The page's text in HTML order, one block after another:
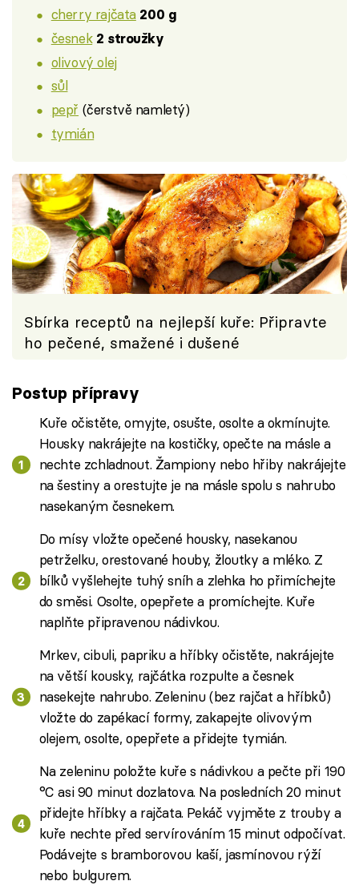
cherry rajčata 200 g
česnek 2 stroužky
olivový olej
sůl
pepř (čerstvě namletý)
tymián
Sbírka receptů na nejlepší kuře: Připravte
ho pečené, smažené i dušené
Postup přípravy
Kuře očistěte, omyjte, osušte, osolte a okmínujte.
Housky nakrájejte na kostičky, opečte na másle a
nechte zchladnout. Žampiony nebo hřiby nakrájejte
na šestiny a orestujte je na másle spolu s nahrubo
nasekaným česnekem.
Do mísy vložte opečené housky, nasekanou
petrželku, orestované houby, žloutky a mléko. Z
bílků vyšlehejte tuhý sníh a zlehka ho přimíchejte
do směsi. Osolte, opepřete a promíchejte. Kuře
naplňte připravenou nádivkou.
Mrkev, cibuli, papriku a hříbky očistěte, nakrájejte
na větší kousky, rajčátka rozpulte a česnek
nasekejte nahrubo. Zeleninu (bez rajčat a hříbků)
vložte do zapékací formy, zakapejte olivovým
olejem, osolte, opepřete a přidejte tymián.
Na zeleninu položte kuře s nádivkou a pečte při 190
°C asi 90 minut dozlatova. Na posledních 20 minut
přidejte hříbky a rajčata. Pekáč vyjměte z trouby a
kuře nechte před servírováním 15 minut odpočívat.
Podávejte s bramborovou kaší, jasmínovou rýží
nebo bulgurem.